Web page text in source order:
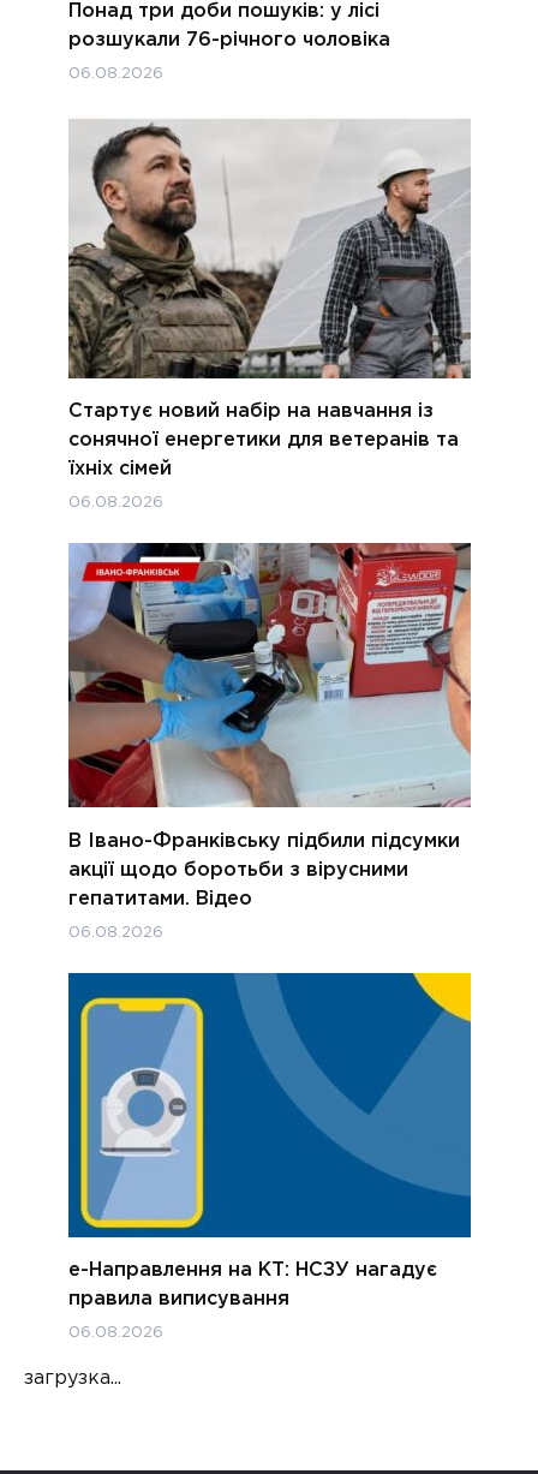
Понад три доби пошуків: у лісі
розшукали 76-річного чоловіка
06.08.2026
Стартує новий набір на навчання із
сонячної енергетики для ветеранів та
їхніх сімей
06.08.2026
В Івано-Франківську підбили підсумки
акції щодо боротьби з вірусними
гепатитами. Відео
06.08.2026
е-Направлення на КТ: НСЗУ нагадує
правила виписування
06.08.2026
загрузка...